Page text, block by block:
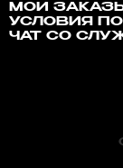
МОИ
УСЛОВИЯ
ЧАТ СО